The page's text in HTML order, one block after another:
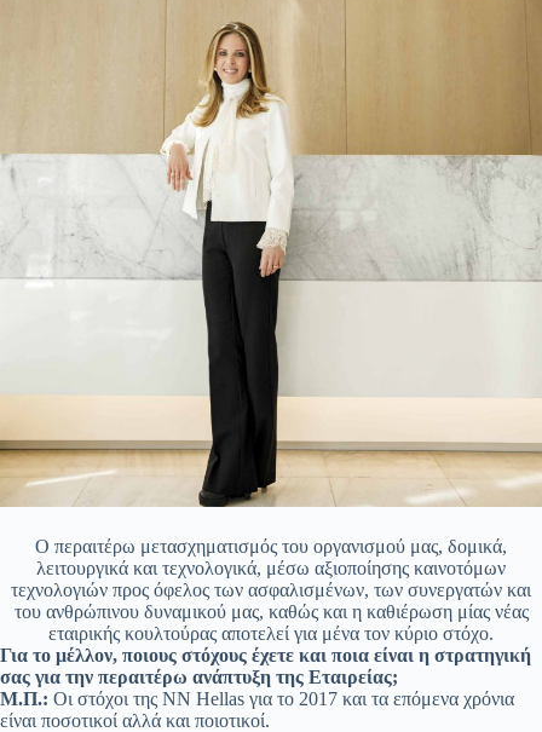
O περαιτέρω μετασχηματισμός του οργανισμού μας, δομικά,
λειτουργικά και τεχνολογικά, μέσω αξιοποίησης καινοτόμων
τεχνολογιών προς όφελος των ασφαλισμένων, των συνεργατών και
του ανθρώπινου δυναμικού μας, καθώς και η καθιέρωση μίας νέας
εταιρικής κουλτούρας αποτελεί για μένα τον κύριο στόχο.
Για το μέλλον, ποιους στόχους έχετε και ποια είναι η στρατηγική
σας για την περαιτέρω ανάπτυξη της Εταιρείας;
Μ.Π.: Οι στόχοι της ΝΝ Ηellas για το 2017 και τα επόμενα χρόνια
είναι ποσοτικοί αλλά και ποιοτικοί.